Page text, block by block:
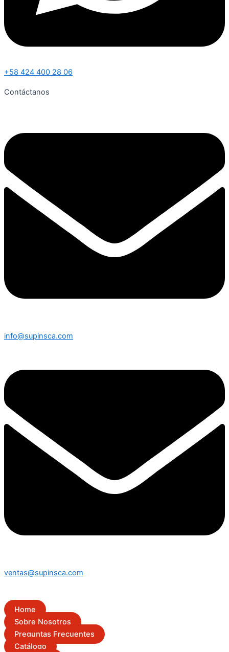
+58 424 400 28 06
Contáctanos
info@supinsca.com
ventas@supinsca.com
Home
Sobre Nosotros
Preguntas Frecuentes
Catálogo